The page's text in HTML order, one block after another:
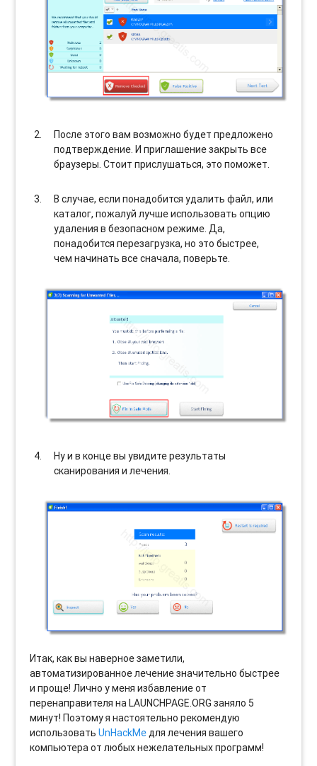
После этого вам возможно будет предложено
подтверждение. И приглашение закрыть все
браузеры. Стоит прислушаться, это поможет.
В случае, если понадобится удалить файл, или
каталог, пожалуй лучше использовать опцию
удаления в безопасном режиме. Да,
понадобится перезагрузка, но это быстрее,
чем начинать все сначала, поверьте.
Ну и в конце вы увидите результаты
сканирования и лечения.
Итак, как вы наверное заметили,
автоматизированное лечение значительно быстрее
и проще! Лично у меня избавление от
перенаправителя на LAUNCHPAGE.ORG заняло 5
минут! Поэтому я настоятельно рекомендую
использоватьUnHackMe для лечения вашего
компьютера от любых нежелательных программ!